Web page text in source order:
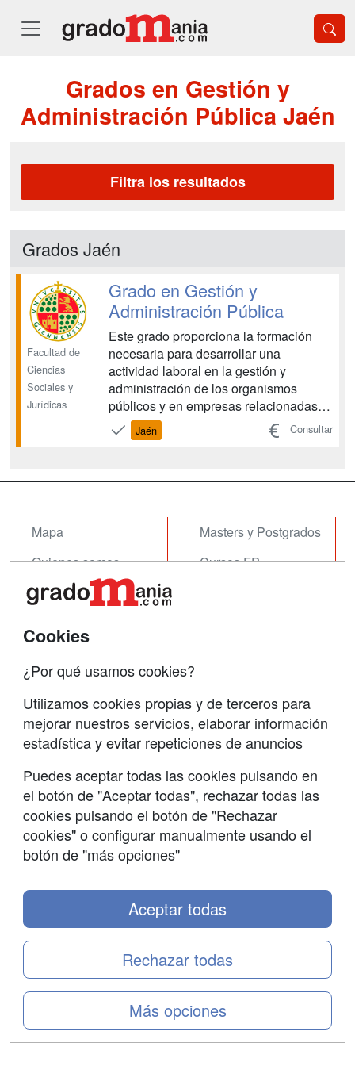
Grados en Gestión y
Administración Pública Jaén
Filtra los resultados
Grados Jaén
Facultad de
Ciencias
Sociales y
Jurídicas
Grado en Gestión y
Administración Pública
Este grado proporciona la formación
necesaria para desarrollar una
actividad laboral en la gestión y
administración de los organismos
públicos y en empresas relacionadas
con éstos. Se persigue que el
alumnado, por un lado, adquiera
Jaén Consultar
Mapa
Quienes somos
Tarifas publicidad
Masters y Postgrados
Cursos FP
Contactar
Confidencialidad
Copyleft
SÍGUENOS EN:
Cookies
¿Por qué usamos cookies?
Utilizamos cookies propias y de terceros para
mejorar nuestros servicios, elaborar información
estadística y evitar repeticiones de anuncios
Puedes aceptar todas las cookies pulsando en
el botón de "Aceptar todas", rechazar todas las
cookies pulsando el botón de "Rechazar
cookies" o configurar manualmente usando el
botón de "más opciones"
Más opciones
Rechazar todas
Aceptar todas